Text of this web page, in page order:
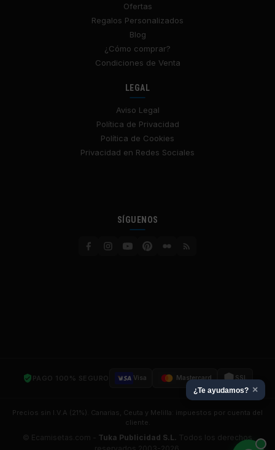
Ofertas
Regalos Personalizados
Blog
¿Cómo comprar?
Condiciones de Venta
LEGAL
Aviso Legal
Política de Privacidad
Política de Cookies
Privacidad en Redes Sociales
SÍGUENOS
PAGO 100% SEGURO Visa Mastercard SSL
Precios sin I.V.A (21%). Canarias, Ceuta y Melilla: impuestos por cuenta del
cliente.
© Ecamisetas.com - Tuka Publicidad S.L. Todos los derechos
¿Te ayudamos? ×